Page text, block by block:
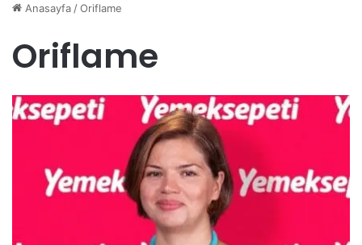
Anasayfa/Oriflame
Oriflame